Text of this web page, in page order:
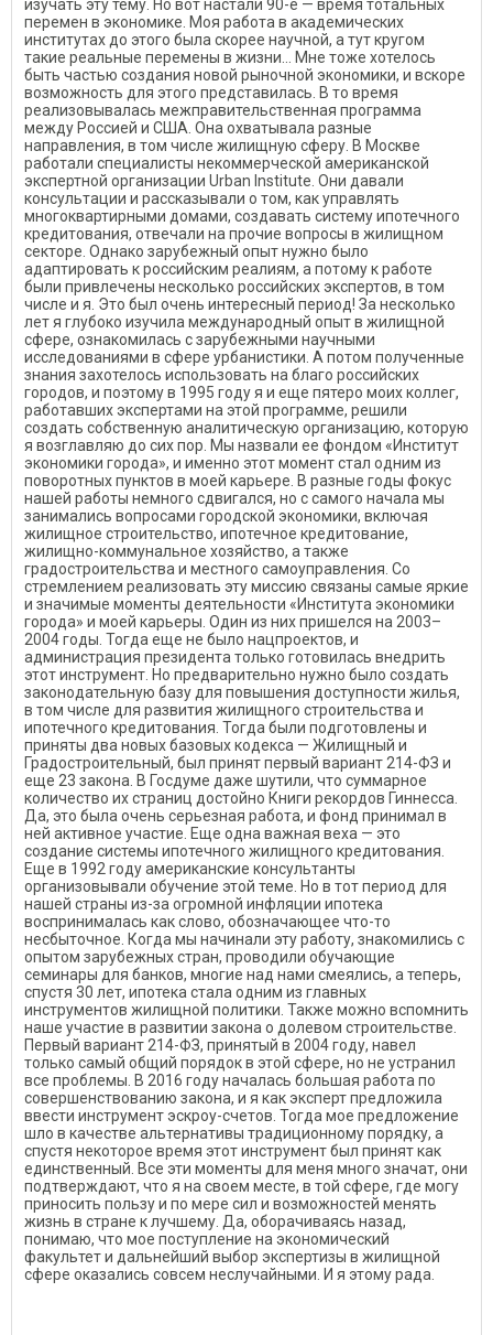
изучать эту тему. Но вот настали 90-е — время тотальных
перемен в экономике. Моя работа в академических
институтах до этого была скорее научной, а тут кругом
такие реальные перемены в жизни… Мне тоже хотелось
быть частью создания новой рыночной экономики, и вскоре
возможность для этого представилась. В то время
реализовывалась межправительственная программа
между Россией и США. Она охватывала разные
направления, в том числе жилищную сферу. В Москве
работали специалисты некоммерческой американской
экспертной организации Urban Institute. Они давали
консультации и рассказывали о том, как управлять
многоквартирными домами, создавать систему ипотечного
кредитования, отвечали на прочие вопросы в жилищном
секторе. Однако зарубежный опыт нужно было
адаптировать к российским реалиям, а потому к работе
были привлечены несколько российских экспертов, в том
числе и я. Это был очень интересный период! За несколько
лет я глубоко изучила международный опыт в жилищной
сфере, ознакомилась с зарубежными научными
исследованиями в сфере урбанистики. А потом полученные
знания захотелось использовать на благо российских
городов, и поэтому в 1995 году я и еще пятеро моих коллег,
работавших экспертами на этой программе, решили
создать собственную аналитическую организацию, которую
я возглавляю до сих пор. Мы назвали ее фондом «Институт
экономики города», и именно этот момент стал одним из
поворотных пунктов в моей карьере. В разные годы фокус
нашей работы немного сдвигался, но с самого начала мы
занимались вопросами городской экономики, включая
жилищное строительство, ипотечное кредитование,
жилищно-коммунальное хозяйство, а также
градостроительства и местного самоуправления. Со
стремлением реализовать эту миссию связаны самые яркие
и значимые моменты деятельности «Института экономики
города» и моей карьеры. Один из них пришелся на 2003–
2004 годы. Тогда еще не было нацпроектов, и
администрация президента только готовилась внедрить
этот инструмент. Но предварительно нужно было создать
законодательную базу для повышения доступности жилья,
в том числе для развития жилищного строительства и
ипотечного кредитования. Тогда были подготовлены и
приняты два новых базовых кодекса — Жилищный и
Градостроительный, был принят первый вариант 214-ФЗ и
еще 23 закона. В Госдуме даже шутили, что суммарное
количество их страниц достойно Книги рекордов Гиннесса.
Да, это была очень серьезная работа, и фонд принимал в
ней активное участие. Еще одна важная веха — это
создание системы ипотечного жилищного кредитования.
Еще в 1992 году американские консультанты
организовывали обучение этой теме. Но в тот период для
нашей страны из-за огромной инфляции ипотека
воспринималась как слово, обозначающее что-то
несбыточное. Когда мы начинали эту работу, знакомились с
опытом зарубежных стран, проводили обучающие
семинары для банков, многие над нами смеялись, а теперь,
спустя 30 лет, ипотека стала одним из главных
инструментов жилищной политики. Также можно вспомнить
наше участие в развитии закона о долевом строительстве.
Первый вариант 214-ФЗ, принятый в 2004 году, навел
только самый общий порядок в этой сфере, но не устранил
все проблемы. В 2016 году началась большая работа по
совершенствованию закона, и я как эксперт предложила
ввести инструмент эскроу-счетов. Тогда мое предложение
шло в качестве альтернативы традиционному порядку, а
спустя некоторое время этот инструмент был принят как
единственный. Все эти моменты для меня много значат, они
подтверждают, что я на своем месте, в той сфере, где могу
приносить пользу и по мере сил и возможностей менять
жизнь в стране к лучшему. Да, оборачиваясь назад,
понимаю, что мое поступление на экономический
факультет и дальнейший выбор экспертизы в жилищной
сфере оказались совсем неслучайными. И я этому рада.